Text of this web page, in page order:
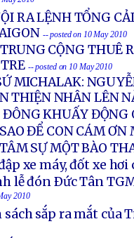
RA LỆNH TỔNG
-- posted on 10 May 2010
CỘNG THUÊ
-- posted on 10 May 2010
MICHALAK:
THIỆN NHÂN LÊN
ĐÔNG KHUẤY ĐỘNG
ĐỂ CON CÁM ƠN
SỰ MỘT BÀO
xe máy, đốt xe hơi
lễ đón Ðức Tân
2010
sách sắp ra mắt của